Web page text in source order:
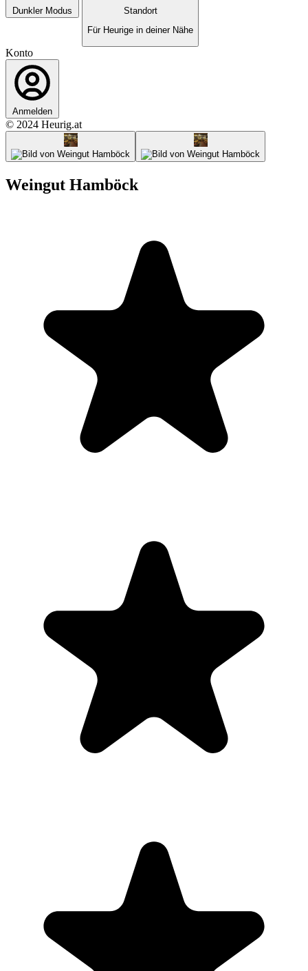
Dunkler Modus
Standort
Für Heurige in deiner Nähe
Konto
Anmelden
© 2024 Heurig.at
Weingut Hamböck